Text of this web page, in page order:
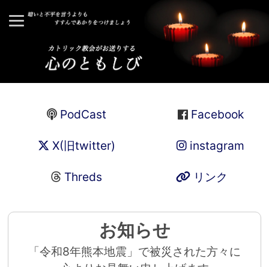
PodCast Facebook
X(旧twitter) instagram
Threds リンク
お知らせ
「令和8年熊本地震」で被災された方々に